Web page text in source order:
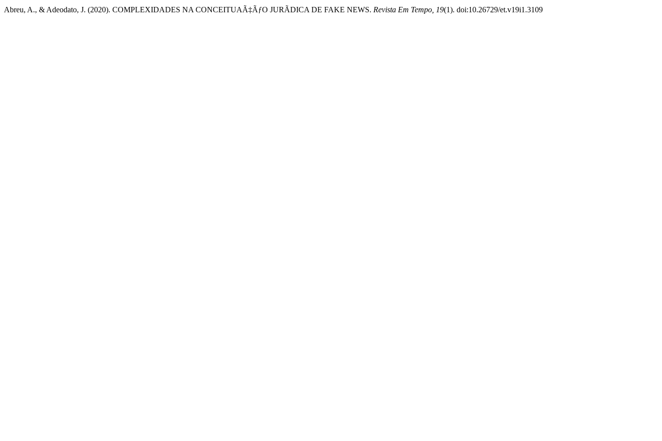
Abreu, A., & Adeodato, J. (2020). COMPLEXIDADES NA CONCEITUAÃ‡ÃƒO JURÃDICA DE FAKE NEWS. Revista Em Tempo, 19(1). doi:10.26729/et.v19i1.3109